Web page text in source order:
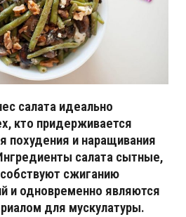
салата идеально
кто придерживается
похудения и наращивания
салата сытные,
сжиганию
и одновременно являются
для мускулатуры.